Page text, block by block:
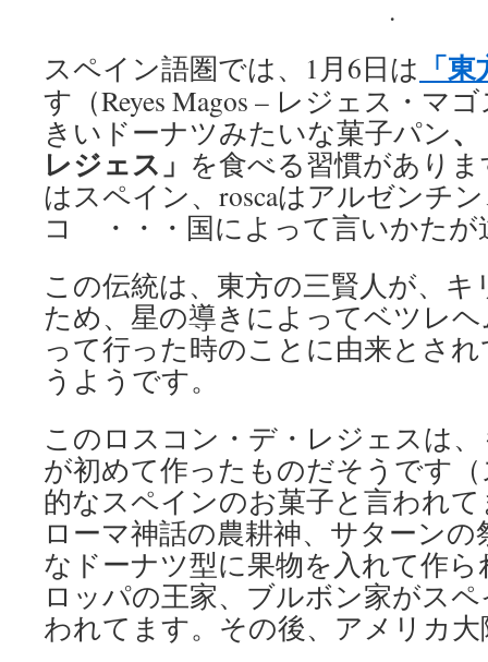
.
スペイン語圏では、1月6日は 「
す（Reyes Magos – レジェス・マ
きいドーナツみたいな菓子パン
レジェス」 を食べる習慣がありま
はスペイン、roscaはアルゼンチ
コ ・・・国によって言いかたが
この伝統は、東方の三賢人が、
ため、星の導きによってベツレ
って行った時のことに由来とさ
うようです。
このロスコン・デ・レジェスは
が初めて作ったものだそうです
的なスペインのお菓子と言われ
ローマ神話の農耕神、サターン
なドーナツ型に果物を入れて作
ロッパの王家、ブルボン家がス
われてます。その後、アメリカ大